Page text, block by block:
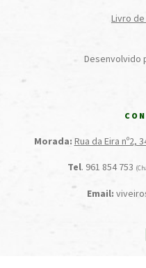
Livro
Desenvolvido
Morada: Rua da Eira nº2,
Tel. 961 854 753
Email: